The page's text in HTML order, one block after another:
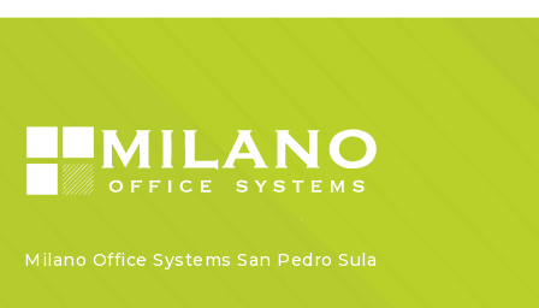
Milano Office Systems San Pedro Sula